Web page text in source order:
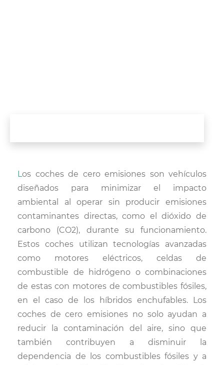
Los coches de cero emisiones son vehículos
diseñados para minimizar el impacto
ambiental al operar sin producir emisiones
contaminantes directas, como el dióxido de
carbono (CO2), durante su funcionamiento.
Estos coches utilizan tecnologías avanzadas
como motores eléctricos, celdas de
combustible de hidrógeno o combinaciones
de estas con motores de combustibles fósiles,
en el caso de los híbridos enchufables. Los
coches de cero emisiones no solo ayudan a
reducir la contaminación del aire, sino que
también contribuyen a disminuir la
dependencia de los combustibles fósiles y a